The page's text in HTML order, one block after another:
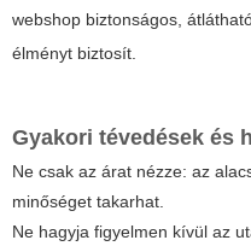
webshop biztonságos,
élményt biztosít.
Gyakori tévedések és
Ne csak az árat nézze: az
minőséget takarhat.
Ne hagyja figyelmen kívül az